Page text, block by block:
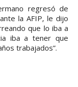
regresó de
la AFIP, le dijo
que lo iba a
iba a tener que
trabajados”.